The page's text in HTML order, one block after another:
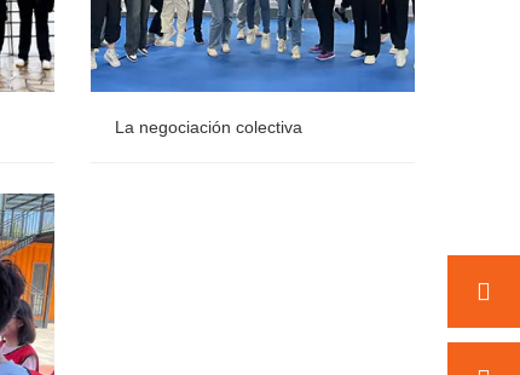
La negociación colectiva